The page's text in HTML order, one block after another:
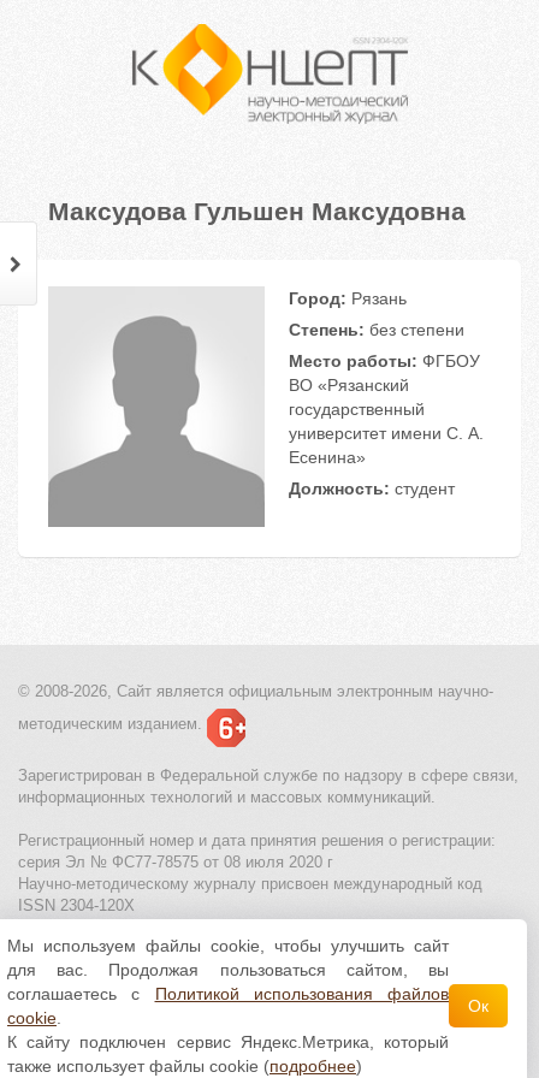
Максудова Гульшен Максудовна
Город: Рязань
Степень: без степени
Место работы: ФГБОУ
ВО «Рязанский
государственный
университет имени С. А.
Есенина»
Должность: студент
© 2008-2026, Сайт является официальным электронным научно-
методическим изданием.
Зарегистрирован в Федеральной службе по надзору в сфере связи,
информационных технологий и массовых коммуникаций.
Регистрационный номер и дата принятия решения о регистрации:
серия Эл № ФС77-78575 от 08 июля 2020 г
Научно-методическому журналу присвоен международный код
ISSN 2304-120X
МЦИТО|Школьные олимпиады и онлайн конкурсы для детей
Политика использования файлов cookie| Политика обработки и
защиты персональных данных
Все материалы доступны полицензии Creative
Commons С указанием авторства 4.0 Всемирная
Мы используем файлы cookie, чтобы улучшить сайт
для вас. Продолжая пользоваться сайтом, вы
соглашаетесь с Политикой использования файлов
cookie
К сайту подключен сервис Яндекс.Метрика, который
также использует файлы cookie (подробнее)
Ок